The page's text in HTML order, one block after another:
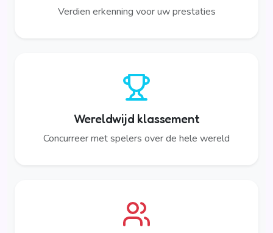
Verdien erkenning voor uw prestaties
Wereldwijd klassement
Concurreer met spelers over de hele wereld